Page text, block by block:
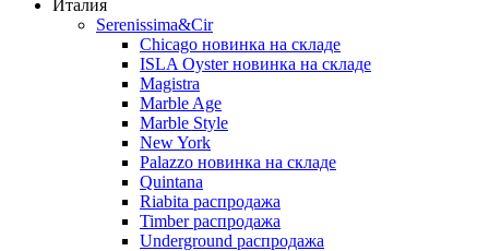
Италия
Serenissima&Cir
Chicago новинка на складе
ISLA Oyster новинка на складе
Magistra
Marble Age
Marble Style
New York
Palazzo новинка на складе
Quintana
Riabita распродажа
Timber распродажа
Underground распродажа